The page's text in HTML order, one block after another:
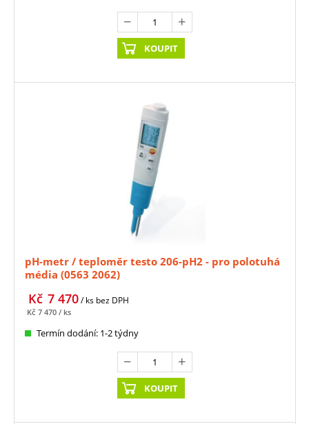
KOUPIT
pH-metr / teploměr testo 206-pH2 - pro polotuhá
média (0563 2062)
7 470
Kč / ks bez DPH
7 470
Kč / ks
Termín dodání: 1-2 týdny
KOUPIT